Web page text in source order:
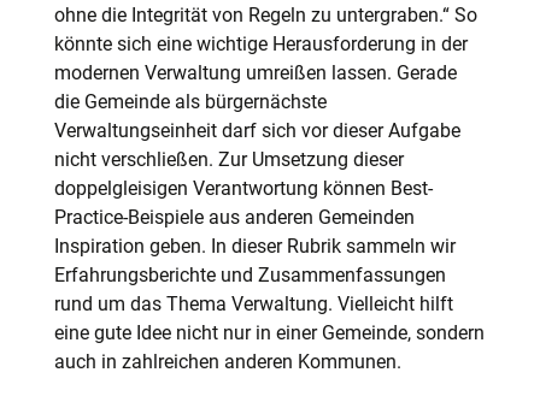
ohne die Integrität von Regeln zu untergraben.“ So
könnte sich eine wichtige Herausforderung in der
modernen Verwaltung umreißen lassen. Gerade
die Gemeinde als bürgernächste
Verwaltungseinheit darf sich vor dieser Aufgabe
nicht verschließen. Zur Umsetzung dieser
doppelgleisigen Verantwortung können Best-
Practice-Beispiele aus anderen Gemeinden
Inspiration geben. In dieser Rubrik sammeln wir
Erfahrungsberichte und Zusammenfassungen
rund um das Thema Verwaltung. Vielleicht hilft
eine gute Idee nicht nur in einer Gemeinde, sondern
auch in zahlreichen anderen Kommunen.